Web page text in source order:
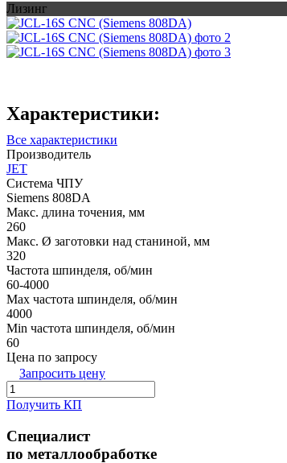
Лизинг
Характеристики:
Все характеристики
Производитель
JET
Система ЧПУ
Siemens 808DA
Макс. длина точения, мм
260
Макс. Ø заготовки над станиной, мм
320
Частота шпинделя, об/мин
60-4000
Max частота шпинделя, об/мин
4000
Min частота шпинделя, об/мин
60
Цена по запросу
Запросить цену
Получить КП
Специалист
по металлообработке